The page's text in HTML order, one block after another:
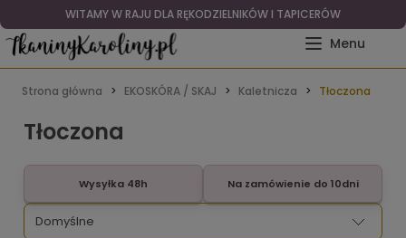
WITAMY W RAJU DLA RĘKODZIELNIKÓW I TAPICERÓW
Strona główna EKOSKÓRA / SKAJ Kaletnicza Tłoczona
Tłoczona
Wysyłka 48h Na zamówienie do 10dni